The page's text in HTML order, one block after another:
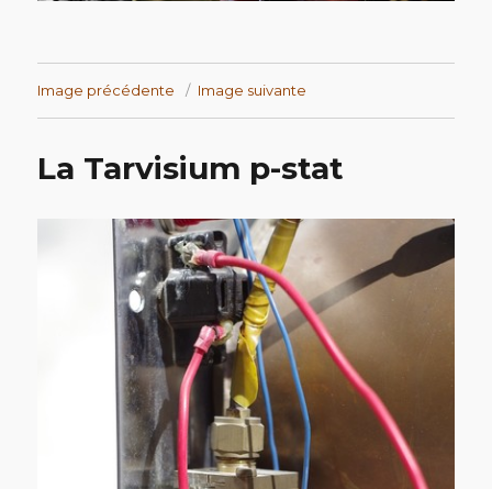
Image précédente Image suivante
La Tarvisium p-stat